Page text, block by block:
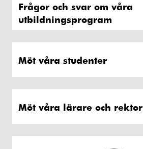
Frågor och svar om våra
utbildningsprogram
Möt våra studenter
Möt våra lärare och rektor